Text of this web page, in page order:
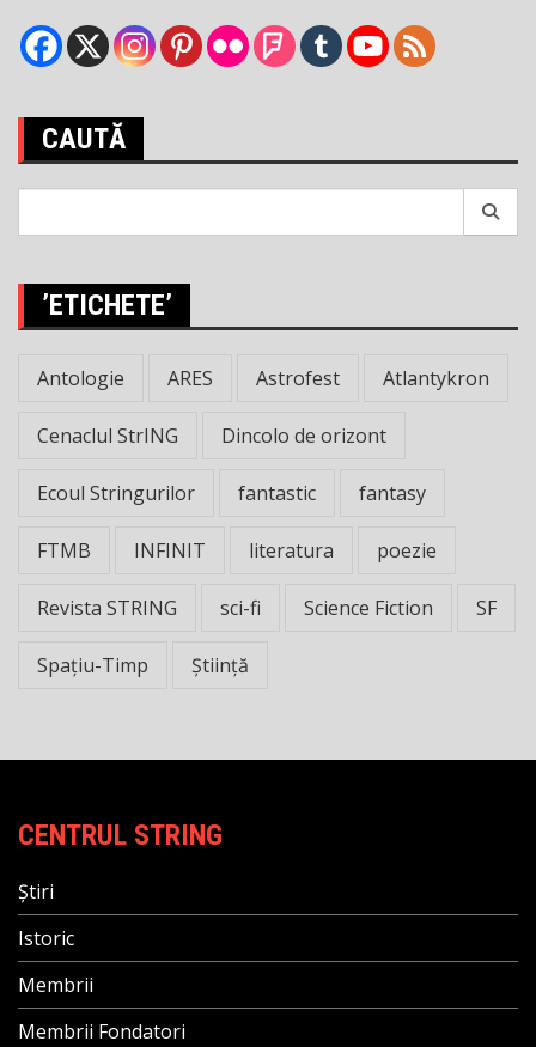
CAUTĂ
’ETICHETE’
Antologie ARES Astrofest Atlantykron
Cenaclul StrING Dincolo de orizont
Ecoul Stringurilor fantastic fantasy
FTMB INFINIT literatura poezie
Revista STRING sci-fi Science Fiction SF
Spațiu-Timp Știință
CENTRUL STRING
Știri
Istoric
Membrii
Membrii Fondatori